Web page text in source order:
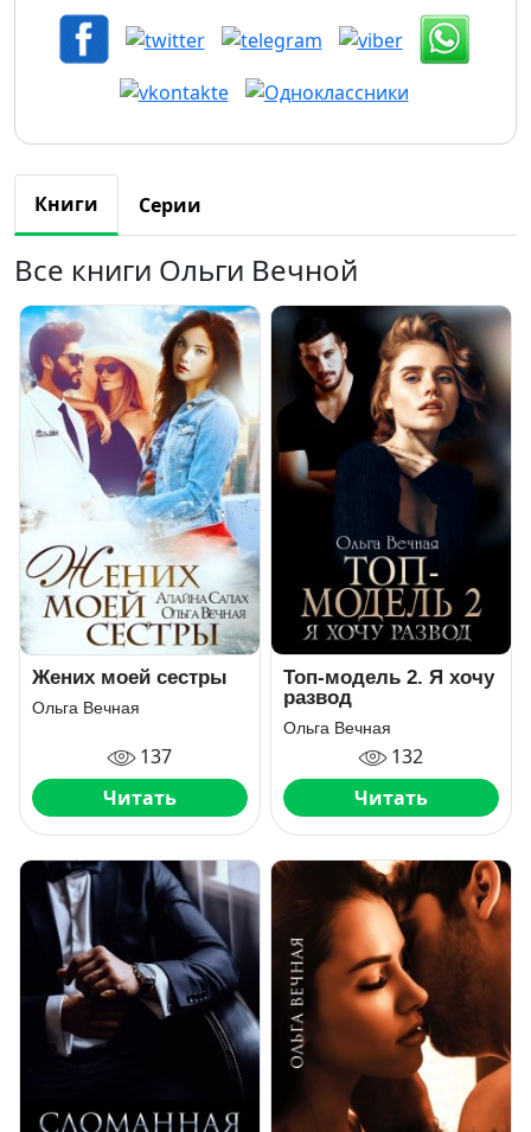
Книги Серии
Все книги Ольги Вечной
Жених моей сестры
Ольга Вечная
137
Читать
Топ-модель 2. Я хочу
развод
Ольга Вечная
132
Читать